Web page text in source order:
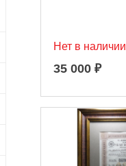
Нет в наличии
35 000₽